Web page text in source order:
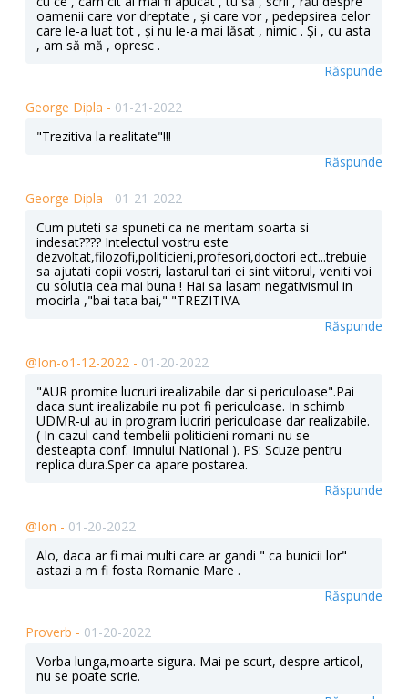
oamenii care vor dreptate , și care vor , pedepsirea celor
care le-a luat tot , și nu le-a mai lăsat , nimic . Și , cu asta
, am să mă , opresc .
Răspunde
George Dipla - 01-21-2022
"Trezitiva la realitate"!!!
Răspunde
George Dipla - 01-21-2022
Cum puteti sa spuneti ca ne meritam soarta si
indesat???? Intelectul vostru este
dezvoltat,filozofi,politicieni,profesori,doctori ect...trebuie
sa ajutati copii vostri, lastarul tari ei sint viitorul, veniti voi
cu solutia cea mai buna ! Hai sa lasam negativismul in
mocirla ,"bai tata bai," "TREZITIVA
Răspunde
@Ion-o1-12-2022 - 01-20-2022
"AUR promite lucruri irealizabile dar si periculoase".Pai
daca sunt irealizabile nu pot fi periculoase. In schimb
UDMR-ul au in program lucriri periculoase dar realizabile.
( In cazul cand tembelii politicieni romani nu se
desteapta conf. Imnului National ). PS: Scuze pentru
replica dura.Sper ca apare postarea.
Răspunde
@Ion - 01-20-2022
Alo, daca ar fi mai multi care ar gandi " ca bunicii lor"
astazi a m fi fosta Romanie Mare .
Răspunde
Proverb - 01-20-2022
Vorba lunga,moarte sigura. Mai pe scurt, despre articol,
nu se poate scrie.